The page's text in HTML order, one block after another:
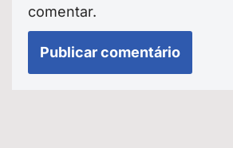
comentar.